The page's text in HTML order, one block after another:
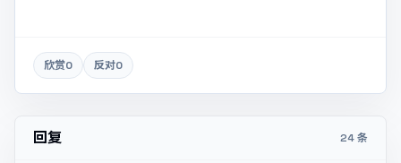
欣赏0 反对0
回复 24 条